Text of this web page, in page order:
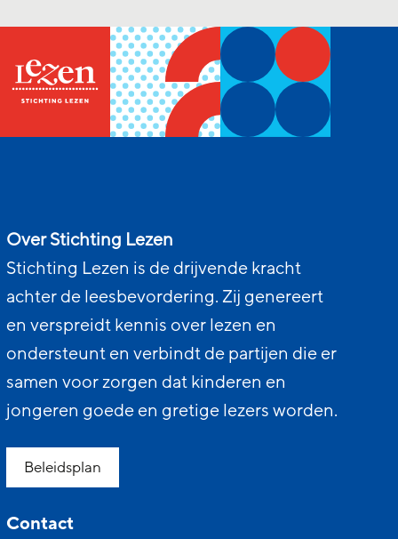
Over Stichting Lezen
Stichting Lezen is de drijvende kracht
achter de leesbevordering. Zij genereert
en verspreidt kennis over lezen en
ondersteunt en verbindt de partijen die er
samen voor zorgen dat kinderen en
jongeren goede en gretige lezers worden.
Beleidsplan
Contact